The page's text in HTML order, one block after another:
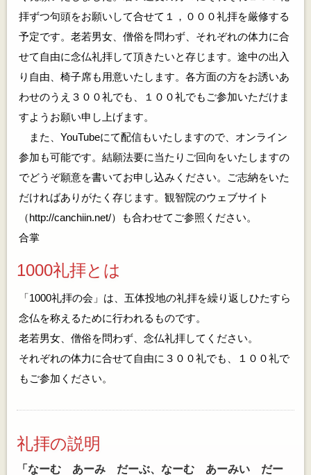
拝ずつ句頭をお願いして合せて１，０００礼拝を厳修する
予定です。老若男女、僧俗を問わず、それぞれの体力に合
せて自由に念仏礼拝して頂きたいと存じます。途中の出入
り自由、椅子席も用意いたします。各方面の方をお誘いあ
わせのうえ３００礼でも、１００礼でもご参加いただけま
すようお願い申し上げます。
また、YouTubeにて配信もいたしますので、オンライン
参加も可能です。結願法要に当たりご回向をいたしますの
でどうぞ願意を書いてお申し込みください。ご志納をいた
だければありがたく存じます。観智院のウェブサイト
（http://canchiin.net/）も合わせてご参照ください。
合掌
1000礼拝とは
「1000礼拝の会」は、五体投地の礼拝を繰り返しひたすら
念仏を称えるために行われるものです。
老若男女、僧俗を問わず、念仏礼拝してください。
それぞれの体力に合せて自由に３００礼でも、１００礼で
もご参加ください。
礼拝の説明
「なーむ あーみ だーぶ、なーむ あーみい だー